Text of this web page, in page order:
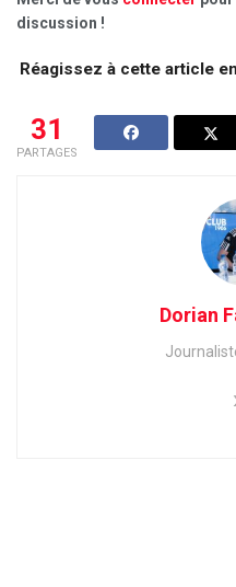
discussion !
Réagissez à cette article
31
PARTAGES
Dorian